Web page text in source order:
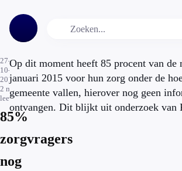
27-
10-
2014
2 min.
leestijd
85%
zorgvragers
nog
Op dit moment heeft 85 procent van de
januari 2015 voor hun zorg onder de
gemeente vallen, hierover nog geen
ontvangen. Dit blijkt uit onderzoek van